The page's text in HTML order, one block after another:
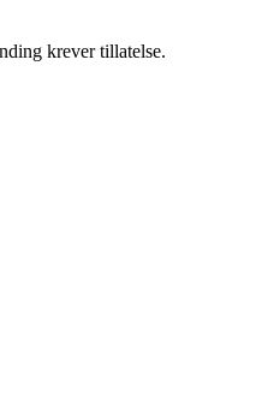
krever tillatelse.